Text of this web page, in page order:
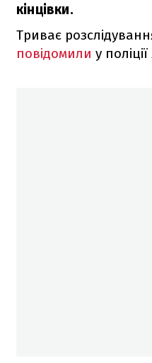
кінцівки.
Триває
повідомили у